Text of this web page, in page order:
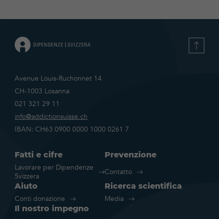
Avenue Louis-Ruchonnet 14
CH-1003 Losanna
021 321 29 11
info@addictionsuisse.ch
IBAN: CH63 0900 0000 1000 0261 7
Fatti e cifre
Lavorare per Dipendenze
Svizzera
Prevenzione
Contatto
Aiuto
Conti donazione
Ricerca scientifica
Media
Il nostro impegno